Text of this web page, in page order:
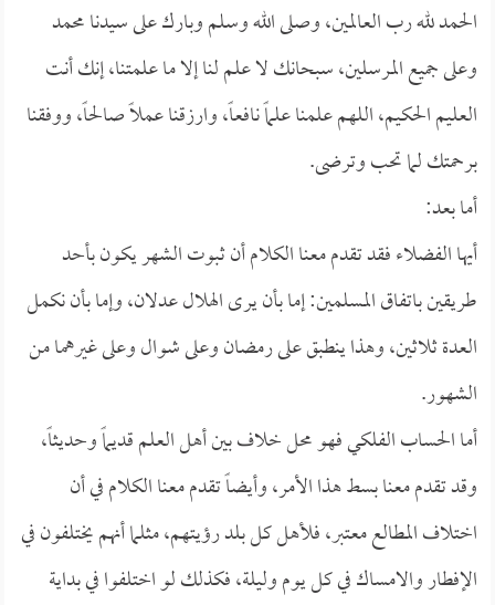
الحمد لله رب العالمين، وصلى الله وسلم وبارك على سيدنا محمد
وعلى جميع المرسلين، سبحانك لا علم لنا إلا ما علمتنا، إنك أنت
العليم الحكيم، اللهم علمنا علماً نافعاً، وارزقنا عملاً صالحاً، ووفقنا
برحمتك لما تحب وترضى.
أما بعد:
أيها الفضلاء فقد تقدم معنا الكلام أن ثبوت الشهر يكون بأحد
طريقين باتفاق المسلمين: إما بأن يرى الهلال عدلان، وإما بأن نكمل
العدة ثلاثين، وهذا ينطبق على رمضان وعلى شوال وعلى غيرهما من
الشهور.
أما الحساب الفلكي فهو محل خلاف بين أهل العلم قديماً وحديثاً،
وقد تقدم معنا بسط هذا الأمر، وأيضاً تقدم معنا الكلام في أن
اختلاف المطالع معتبر، فلأهل كل بلد رؤيتهم، مثلما أنهم يختلفون في
الإفطار والامساك في كل يوم وليلة، فكذلك لو اختلفوا في بداية